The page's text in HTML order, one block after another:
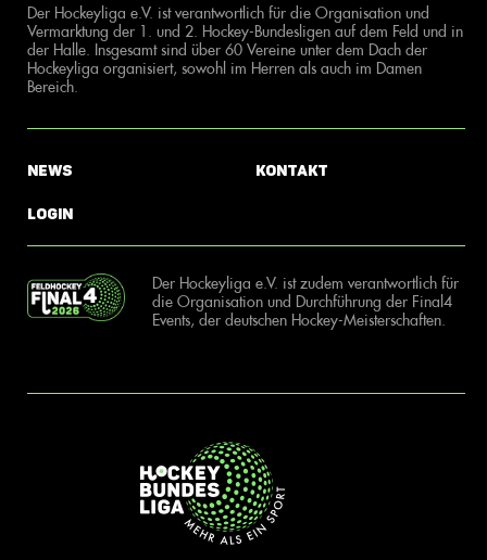
Der Hockeyliga e.V. ist verantwortlich für die Organisation und
Vermarktung der 1. und 2. Hockey-Bundesligen auf dem Feld und in
der Halle. Insgesamt sind über 60 Vereine unter dem Dach der
Hockeyliga organisiert, sowohl im Herren als auch im Damen
Bereich.
News
Login
Kontakt
Der Hockeyliga e.V. ist zudem verantwortlich für
die Organisation und Durchführung der Final4
Events, der deutschen Hockey-Meisterschaften.